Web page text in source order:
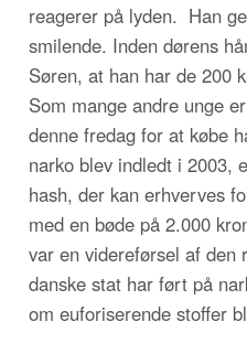
reagerer på lyden. Han
smilende. Inden dørens
Søren, at han har de 200
Som mange andre unge
denne fredag for at købe
narko blev indledt i 2003,
hash, der kan erhverves
med en bøde på 2.000
var en videreførsel af den
danske stat har ført på
om euforiserende stoffer